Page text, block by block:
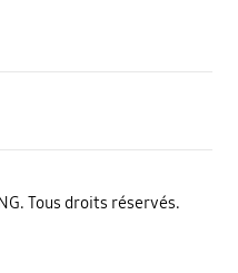
Tous droits réservés.